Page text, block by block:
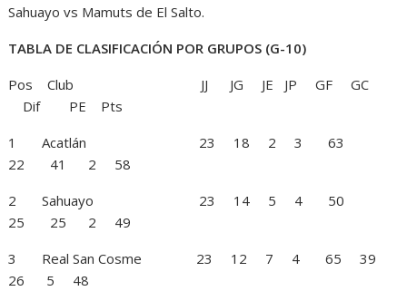
Sahuayo vs Mamuts de El Salto.
TABLA DE CLASIFICACIÓN POR GRUPOS (G-10)
Pos Club JJ JG JE JP GF GC
Dif PE Pts
1 Acatlán 23 18 2 3 63
22 41 2 58
2 Sahuayo 23 14 5 4 50
25 25 2 49
3 Real San Cosme 23 12 7 4 65 39
26 5 48